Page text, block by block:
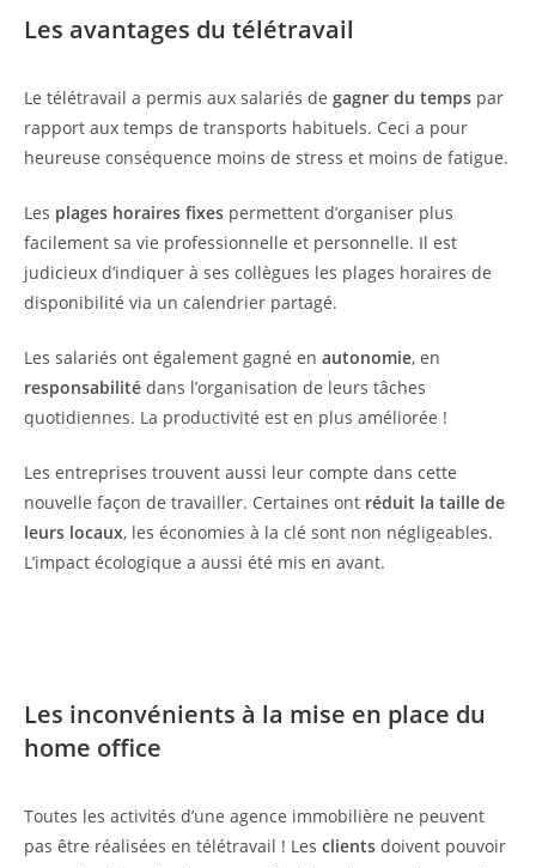
Les avantages du télétravail
Le télétravail a permis aux salariés de gagner du temps par
rapport aux temps de transports habituels. Ceci a pour
heureuse conséquence moins de stress et moins de fatigue.
Les plages horaires fixes permettent d’organiser plus
facilement sa vie professionnelle et personnelle. Il est
judicieux d’indiquer à ses collègues les plages horaires de
disponibilité via un calendrier partagé.
Les salariés ont également gagné en autonomie, en
responsabilité dans l’organisation de leurs tâches
quotidiennes. La productivité est en plus améliorée !
Les entreprises trouvent aussi leur compte dans cette
nouvelle façon de travailler. Certaines ont réduit la taille de
leurs locaux, les économies à la clé sont non négligeables.
L’impact écologique a aussi été mis en avant.
Les inconvénients à la mise en place du
home office
Toutes les activités d’une agence immobilière ne peuvent
pas être réalisées en télétravail ! Les clients doivent pouvoir